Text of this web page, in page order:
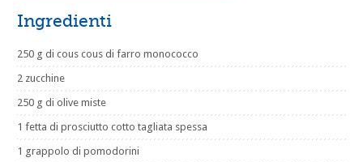
Ingredienti
250 g di cous cous di farro monococco
2 zucchine
250 g di olive miste
1 fetta di prosciutto cotto tagliata spessa
1 grappolo di pomodorini